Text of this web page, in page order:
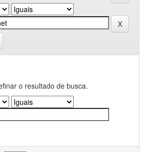
o resultado de busca.